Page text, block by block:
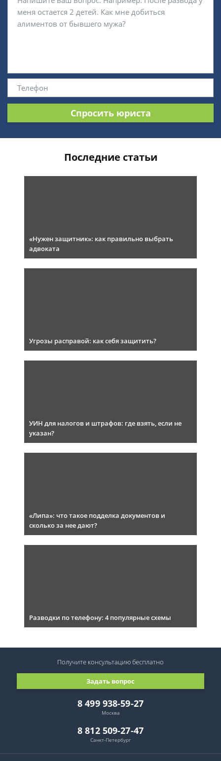
Спросить юриста
Последние статьи
«Нужен защитник»: как правильно выбрать
адвоката
Угрозы расправой: как себя защитить?
УИН для налогов и штрафов: где взять, если не
указан?
«Липа»: что такое подделка документов и
сколько за нее дают?
Разводки по телефону: 4 популярные схемы
8 499 938-59-27
Москва
8 812 509-27-47
Санкт-Петербург
Задать вопрос
Получите консультациюбесплатно